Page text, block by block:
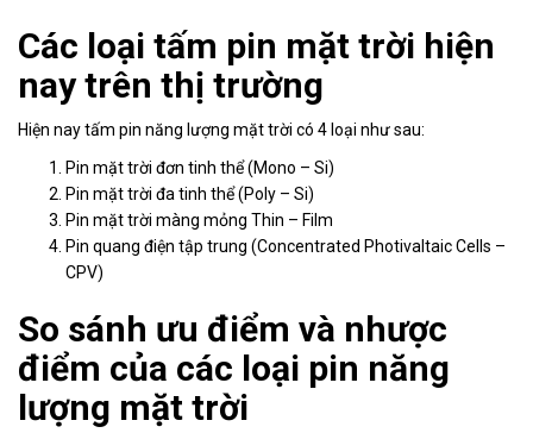
Giới
thiệu
tức
đáp
Liên
hệ
Tuyển
dụng
Các loại tấm pin mặt trời hiện
nay trên thị trường
Hiện nay tấm pin năng lượng mặt trời có 4 loại như sau:
Pin mặt trời đơn tinh thể (Mono – Si)
Pin mặt trời đa tinh thể (Poly – Si)
Pin mặt trời màng mỏng Thin – Film
Pin quang điện tập trung (Concentrated Photivaltaic Cells –
CPV)
So sánh ưu điểm và nhược
điểm của các loại pin năng
lượng mặt trời